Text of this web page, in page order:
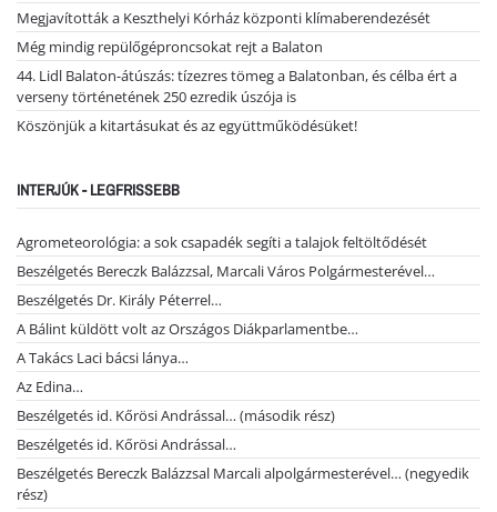
Megjavították a Keszthelyi Kórház központi klímaberendezését
Még mindig repülőgéproncsokat rejt a Balaton
44. Lidl Balaton-átúszás: tízezres tömeg a Balatonban, és célba ért a
verseny történetének 250 ezredik úszója is
Köszönjük a kitartásukat és az együttműködésüket!
INTERJÚK - LEGFRISSEBB
Agrometeorológia: a sok csapadék segíti a talajok feltöltődését
Beszélgetés Bereczk Balázzsal, Marcali Város Polgármesterével…
Beszélgetés Dr. Király Péterrel…
A Bálint küldött volt az Országos Diákparlamentbe…
A Takács Laci bácsi lánya…
Az Edina…
Beszélgetés id. Kőrösi Andrással… (második rész)
Beszélgetés id. Kőrösi Andrással…
Beszélgetés Bereczk Balázzsal Marcali alpolgármesterével… (negyedik
rész)